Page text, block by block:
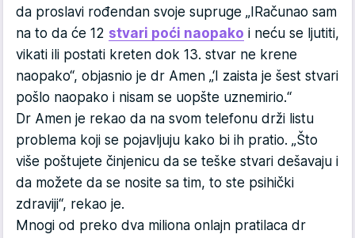
da proslavi rođendan svoje supruge „IRačunao sam
na to da će 12 stvari poći naopako i neću se ljutiti,
vikati ili postati kreten dok 13. stvar ne krene
naopako“, objasnio je dr Amen „‘I zaista je šest stvari
pošlo naopako i nisam se uopšte uznemirio.“
Dr Amen je rekao da na svom telefonu drži listu
problema koji se pojavljuju kako bi ih pratio. „Što
više poštujete činjenicu da se teške stvari dešavaju i
da možete da se nosite sa tim, to ste psihički
zdraviji“, rekao je.
Mnogi od preko dva miliona onlajn pratilaca dr